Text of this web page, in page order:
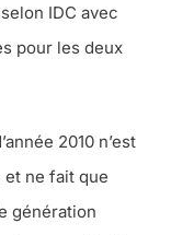
IDC avec
pour les deux
2010 n’est
ne fait que
génération